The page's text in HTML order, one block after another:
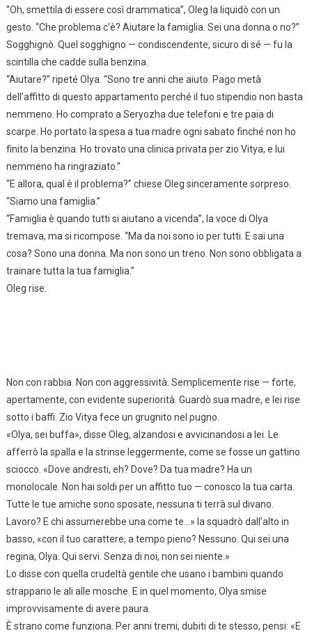
“Oh, smettila di essere così drammatica”, Oleg la liquidò con un
gesto. “Che problema c’è? Aiutare la famiglia. Sei una donna o no?”
Sogghignò. Quel sogghigno — condiscendente, sicuro di sé — fu la
scintilla che cadde sulla benzina.
“Aiutare?” ripeté Olya. “Sono tre anni che aiuto. Pago metà
dell’affitto di questo appartamento perché il tuo stipendio non basta
nemmeno. Ho comprato a Seryozha due telefoni e tre paia di
scarpe. Ho portato la spesa a tua madre ogni sabato finché non ho
finito la benzina. Ho trovato una clinica privata per zio Vitya, e lui
nemmeno ha ringraziato.”
“E allora, qual è il problema?” chiese Oleg sinceramente sorpreso.
“Siamo una famiglia.”
“Famiglia è quando tutti si aiutano a vicenda”, la voce di Olya
tremava, ma si ricompose. “Ma da noi sono io per tutti. E sai una
cosa? Sono una donna. Ma non sono un treno. Non sono obbligata a
trainare tutta la tua famiglia.”
Oleg rise.
Non con rabbia. Non con aggressività. Semplicemente rise — forte,
apertamente, con evidente superiorità. Guardò sua madre, e lei rise
sotto i baffi. Zio Vitya fece un grugnito nel pugno.
«Olya, sei buffa», disse Oleg, alzandosi e avvicinandosi a lei. Le
afferrò la spalla e la strinse leggermente, come se fosse un gattino
sciocco. «Dove andresti, eh? Dove? Da tua madre? Ha un
monolocale. Non hai soldi per un affitto tuo — conosco la tua carta.
Tutte le tue amiche sono sposate, nessuna ti terrà sul divano.
Lavoro? E chi assumerebbe una come te…» la squadrò dall’alto in
basso, «con il tuo carattere, a tempo pieno? Nessuno. Qui sei una
regina, Olya. Qui servi. Senza di noi, non sei niente.»
Lo disse con quella crudeltà gentile che usano i bambini quando
strappano le ali alle mosche. E in quel momento, Olya smise
improvvisamente di avere paura.
È strano come funziona. Per anni tremi, dubiti di te stesso, pensi: «E